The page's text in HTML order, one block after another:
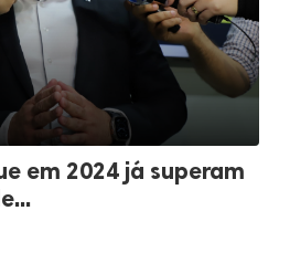
em 2024 já superam